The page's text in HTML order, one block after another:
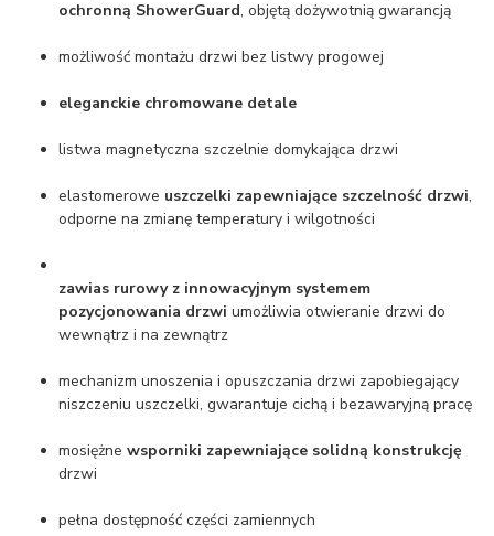
ochronną ShowerGuard, objętą dożywotnią gwarancją
możliwość montażu drzwi bez listwy progowej
eleganckie chromowane detale
listwa magnetyczna szczelnie domykająca drzwi
elastomerowe uszczelki zapewniające szczelność drzwi,
odporne na zmianę temperatury i wilgotności
zawias rurowy z innowacyjnym systemem
pozycjonowania drzwi umożliwia otwieranie drzwi do
wewnątrz i na zewnątrz
mechanizm unoszenia i opuszczania drzwi zapobiegający
niszczeniu uszczelki, gwarantuje cichą i bezawaryjną pracę
mosiężnewsporniki zapewniające solidną konstrukcję
drzwi
pełna dostępność części zamiennych